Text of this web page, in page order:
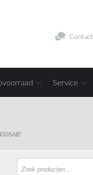
Contact
Service